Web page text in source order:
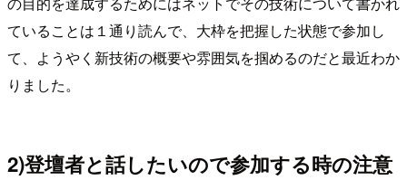
ていることは１通り読んで、大枠を把握した状態で参加し
て、ようやく新技術の概要や雰囲気を掴めるのだと最近わか
りました。
2)登壇者と話したいので参加する時の注意